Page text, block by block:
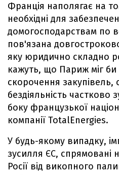
Франція наполягає на
необхідні для
домогосподарствам по
пов'язана
яку юридично складно
кажуть, що Париж міг би
скорочення
бездіяльність
боку французької
компанії TotalEnergies.
У будь-якому випадку,
зусилля ЄС, спрямовані
Росії від викопного